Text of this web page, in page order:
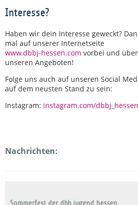
Interesse?
Haben wir dein Interesse geweckt?
mal auf unserer Internetseite
www.dbbj-hessen.com vorbei und
unseren Angeboten!
Folge uns auch auf unseren Social
auf dem neusten Stand zu sein:
Instagram: instagram.com/dbbj_hessen
Nachrichten:
Sommerfest der dbb jugend hessen